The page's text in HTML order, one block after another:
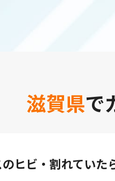
滋賀県で
ヒビ・割れてい